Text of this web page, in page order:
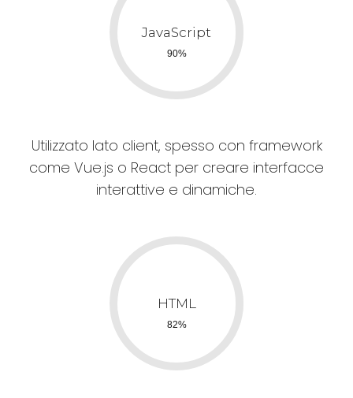
Utilizzato lato client, spesso con framework
come Vue.js o React per creare interfacce
interattive e dinamiche.